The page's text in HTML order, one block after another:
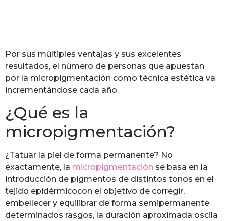
Por sus múltiples ventajas y sus excelentes
resultados, el número de personas que apuestan
por la micropigmentación como técnica estética va
incrementándose cada año.
¿Qué es la
micropigmentación?
¿Tatuar la piel de forma permanente? No
exactamente, la micropigmentación se basa en la
introducción de pigmentos de distintos tonos en el
tejido epidérmicocon el objetivo de corregir,
embellecer y equilibrar de forma semipermanente
determinados rasgos, la duración aproximada oscila